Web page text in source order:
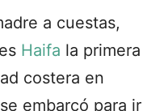
a cuestas,
Haifa la primera
costera en
embarcó para ir